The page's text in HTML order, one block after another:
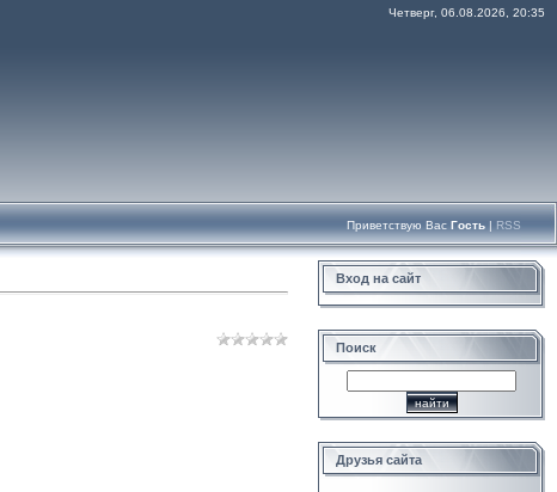
Четверг, 06.08.2026, 20:35
Приветствую Вас Гость | RSS
Вход на сайт
Поиск
Друзья сайта